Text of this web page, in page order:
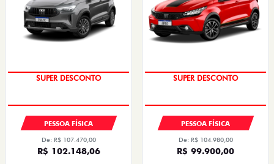
SUPER DESCONTO
PESSOA FÍSICA
De: R$ 107.470,00
R$ 102.148,06
SUPER DESCONTO
PESSOA FÍSICA
De: R$ 104.980,00
R$ 99.900,00